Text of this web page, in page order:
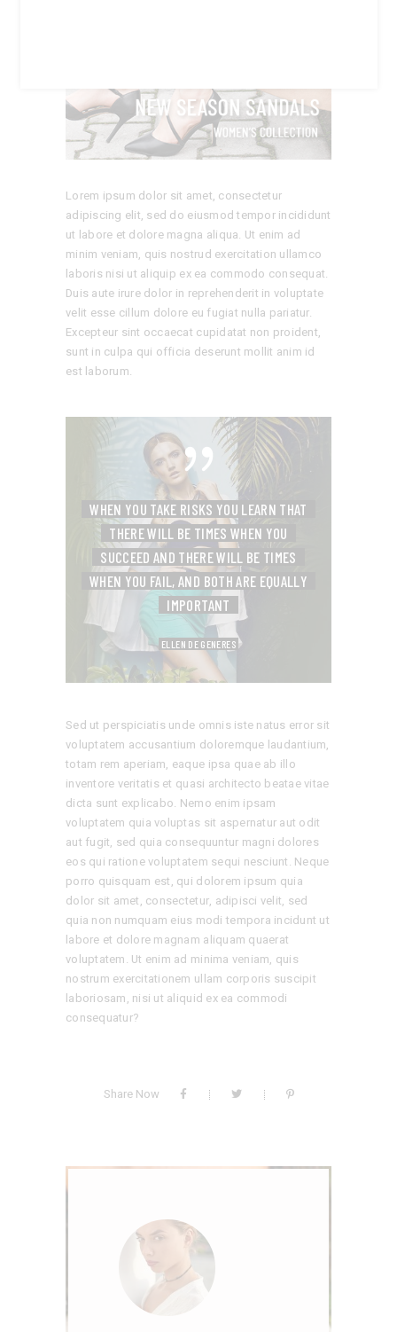
amet, consectetur, adipisci velit, sed quia non
Lorem ipsum dolor sit amet, consectetur
adipiscing elit, sed do eiusmod tempor incididunt
ut labore et dolore magna aliqua. Ut enim ad
minim veniam, quis nostrud exercitation ullamco
laboris nisi ut aliquip ex ea commodo consequat.
Duis aute irure dolor in reprehenderit in voluptate
velit esse cillum dolore eu fugiat nulla pariatur.
Excepteur sint occaecat cupidatat non proident,
sunt in culpa qui officia deserunt mollit anim id
est laborum.
WHEN YOU TAKE RISKS YOU LEARN THAT
THERE WILL BE TIMES WHEN YOU
SUCCEED AND THERE WILL BE TIMES
WHEN YOU FAIL, AND BOTH ARE EQUALLY
IMPORTANT
ELLEN DE GENERES
Sed ut perspiciatis unde omnis iste natus error sit
voluptatem accusantium doloremque laudantium,
totam rem aperiam, eaque ipsa quae ab illo
inventore veritatis et quasi architecto beatae vitae
dicta sunt explicabo. Nemo enim ipsam
voluptatem quia voluptas sit aspernatur aut odit
aut fugit, sed quia consequuntur magni dolores
eos qui ratione voluptatem sequi nesciunt. Neque
porro quisquam est, qui dolorem ipsum quia
dolor sit amet, consectetur, adipisci velit, sed
quia non numquam eius modi tempora incidunt ut
labore et dolore magnam aliquam quaerat
voluptatem. Ut enim ad minima veniam, quis
nostrum exercitationem ullam corporis suscipit
laboriosam, nisi ut aliquid ex ea commodi
consequatur?
Share Now